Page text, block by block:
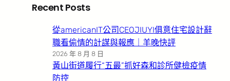
Recent Posts
從americanIT公司CEOJIUYI俱意住宅設計辭
職看偷情的計謀與報應｜羊晚快評
2026 年 8 月 8 日
黃山街道履行“五最”抓好森和診所健檢疫情
防控